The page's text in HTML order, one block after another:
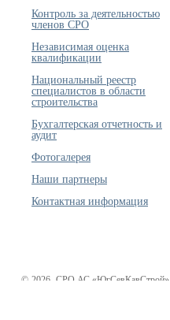
Контроль за деятельностью
членов СРО
Независимая оценка
квалификации
Национальный реестр
специалистов в области
строительства
Бухгалтерская отчетность и
аудит
Фотогалерея
Наши партнеры
Контактная информация
© 2026 СРО АС «ЮгСевКавСтрой»